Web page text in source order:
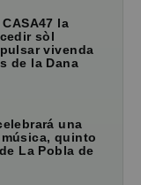
la
sòl
vivenda
de la Dana
una
quinto
La Pobla de